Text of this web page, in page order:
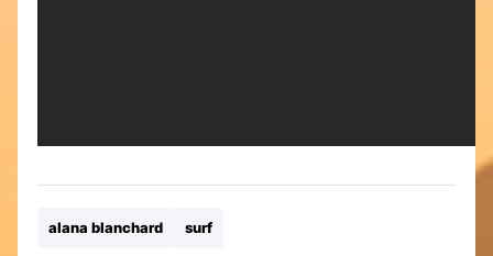
alana blanchard surf